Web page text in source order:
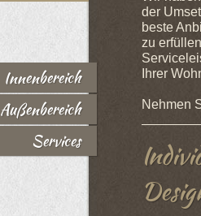
Innenbereich
Außenbereich
Services
der
beste
zu
Ihrer
Nehmen